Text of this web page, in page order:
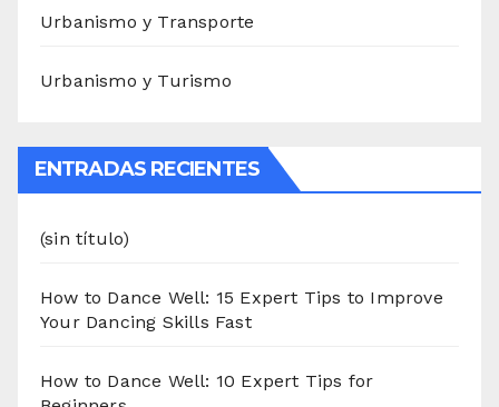
Urbanismo y Transporte
Urbanismo y Turismo
ENTRADAS RECIENTES
(sin título)
How to Dance Well: 15 Expert Tips to Improve
Your Dancing Skills Fast
How to Dance Well: 10 Expert Tips for